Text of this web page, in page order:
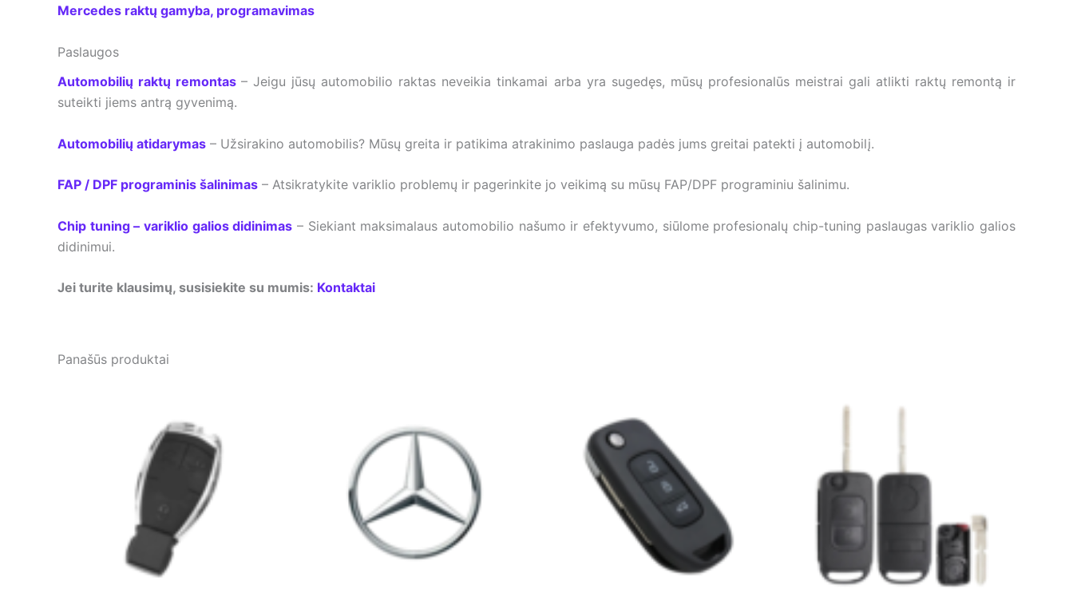
Mercedes raktų gamyba, programavimas
Paslaugos
Automobilių raktų remontas– Jeigu jūsų automobilio raktas neveikia tinkamai arba yra sugedęs, mūsų profesionalūs meistrai gali atlikti raktų remontą ir
suteikti jiems antrą gyvenimą.
Automobilių atidarymas – Užsirakino automobilis? Mūsų greita ir patikima atrakinimo paslauga padės jums greitai patekti į automobilį.
FAP / DPF programinis šalinimas – Atsikratykite variklio problemų ir pagerinkite jo veikimą su mūsų FAP/DPF programiniu šalinimu.
Chip tuning – variklio galios didinimas – Siekiant maksimalaus automobilio našumo ir efektyvumo, siūlome profesionalų chip-tuning paslaugas variklio galios
didinimui.
Jei turite klausimų, susisiekite su mumis: Kontaktai
Panašūs produktai